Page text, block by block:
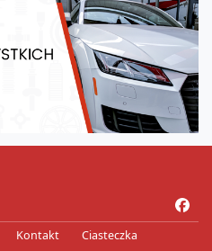
a
Kontakt
Ciasteczka